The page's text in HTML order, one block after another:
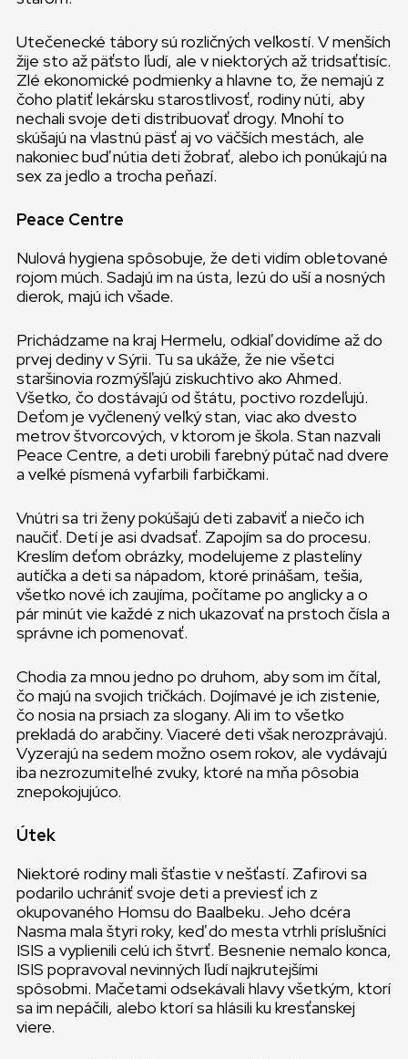
Utečenecké tábory sú rozličných veľkostí. V menších
žije sto až päťsto ľudí, ale v niektorých až tridsaťtisíc.
Zlé ekonomické podmienky a hlavne to, že nemajú z
čoho platiť lekársku starostlivosť, rodiny núti, aby
nechali svoje deti distribuovať drogy. Mnohí to
skúšajú na vlastnú päsť aj vo väčších mestách, ale
nakoniec buď nútia deti žobrať, alebo ich ponúkajú na
sex za jedlo a trocha peňazí.
Peace Centre
Nulová hygiena spôsobuje, že deti vidím obletované
rojom múch. Sadajú im na ústa, lezú do uší a nosných
dierok, majú ich všade.
Prichádzame na kraj Hermelu, odkiaľ dovidíme až do
prvej dediny v Sýrii. Tu sa ukáže, že nie všetci
staršinovia rozmýšľajú ziskuchtivo ako Ahmed.
Všetko, čo dostávajú od štátu, poctivo rozdeľujú.
Deťom je vyčlenený veľký stan, viac ako dvesto
metrov štvorcových, v ktorom je škola. Stan nazvali
Peace Centre, a deti urobili farebný pútač nad dvere
a veľké písmená vyfarbili farbičkami.
Vnútri sa tri ženy pokúšajú deti zabaviť a niečo ich
naučiť. Detí je asi dvadsať. Zapojím sa do procesu.
Kreslím deťom obrázky, modelujeme z plastelíny
autíčka a deti sa nápadom, ktoré prinášam, tešia,
všetko nové ich zaujíma, počítame po anglicky a o
pár minút vie každé z nich ukazovať na prstoch čísla a
správne ich pomenovať.
Chodia za mnou jedno po druhom, aby som im čítal,
čo majú na svojich tričkách. Dojímavé je ich zistenie,
čo nosia na prsiach za slogany. Ali im to všetko
prekladá do arabčiny. Viaceré deti však nerozprávajú.
Vyzerajú na sedem možno osem rokov, ale vydávajú
iba nezrozumiteľné zvuky, ktoré na mňa pôsobia
znepokojujúco.
Útek
Niektoré rodiny mali šťastie v nešťastí. Zafirovi sa
podarilo uchrániť svoje deti a previesť ich z
okupovaného Homsu do Baalbeku. Jeho dcéra
Nasma mala štyri roky, keď do mesta vtrhli príslušníci
ISIS a vyplienili celú ich štvrť. Besnenie nemalo konca,
ISIS popravoval nevinných ľudí najkrutejšími
spôsobmi. Mačetami odsekávali hlavy všetkým, ktorí
sa im nepáčili, alebo ktorí sa hlásili ku kresťanskej
viere.